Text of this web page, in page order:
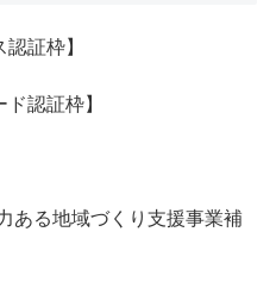
(465)
訪問系サービス） (468)
証枠】
認証枠】
ある地域づくり支援事業補